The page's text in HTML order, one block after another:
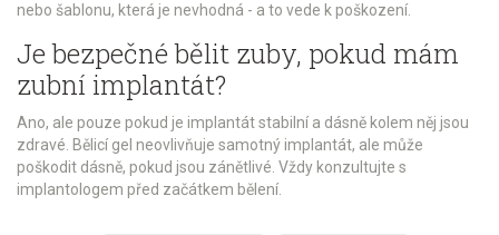
nebo šablonu, která je nevhodná - a to vede k poškození.
Je bezpečné bělit zuby, pokud mám
zubní implantát?
Ano, ale pouze pokud je implantát stabilní a dásně kolem něj jsou
zdravé. Bělicí gel neovlivňuje samotný implantát, ale může
poškodit dásně, pokud jsou zánětlivé. Vždy konzultujte s
implantologem před začátkem bělení.